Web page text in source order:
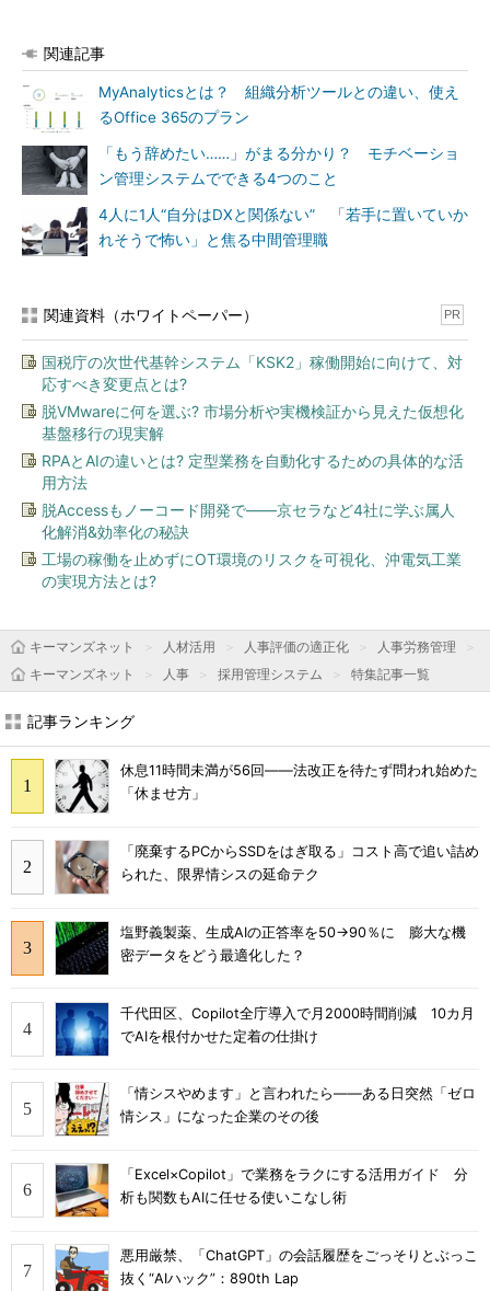
関連記事
MyAnalyticsとは？ 組織分析ツールとの違い、使え
るOffice 365のプラン
「もう辞めたい……」がまる分かり？ モチベーショ
ン管理システムでできる4つのこと
4人に1人“自分はDXと関係ない” 「若手に置いていか
れそうで怖い」と焦る中間管理職
関連資料（ホワイトペーパー） PR
国税庁の次世代基幹システム「KSK2」稼働開始に向けて、対
応すべき変更点とは?
脱VMwareに何を選ぶ? 市場分析や実機検証から見えた仮想化
基盤移行の現実解
RPAとAIの違いとは? 定型業務を自動化するための具体的な活
用方法
脱Accessもノーコード開発で――京セラなど4社に学ぶ属人
化解消&効率化の秘訣
工場の稼働を止めずにOT環境のリスクを可視化、沖電気工業
の実現方法とは?
キーマンズネット 人材活用 人事評価の適正化 人事労務管理
キーマンズネット
人事 採用管理システム 特集記事一覧
記事ランキング
休息11時間未満が56回――法改正を待たず問われ始めた
「休ませ方」
「廃棄するPCからSSDをはぎ取る」コスト高で追い詰め
られた、限界情シスの延命テク
塩野義製薬、生成AIの正答率を50→90％に 膨大な機
密データをどう最適化した？
千代田区、Copilot全庁導入で月2000時間削減 10カ月
でAIを根付かせた定着の仕掛け
「情シスやめます」と言われたら――ある日突然「ゼロ
情シス」になった企業のその後
「Excel×Copilot」で業務をラクにする活用ガイド 分
析も関数もAIに任せる使いこなし術
悪用厳禁、「ChatGPT」の会話履歴をごっそりとぶっこ
抜く“AIハック”：890th Lap